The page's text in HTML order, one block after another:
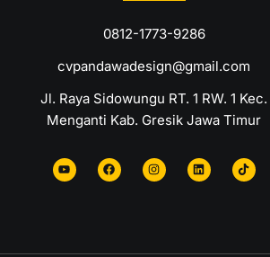
0812-1773-9286
cvpandawadesign@gmail.com
Jl. Raya Sidowungu RT. 1 RW. 1 Kec.
Menganti Kab. Gresik Jawa Timur
u
t
u
c
e
b
s
t
a
n
k
e
k
t
o